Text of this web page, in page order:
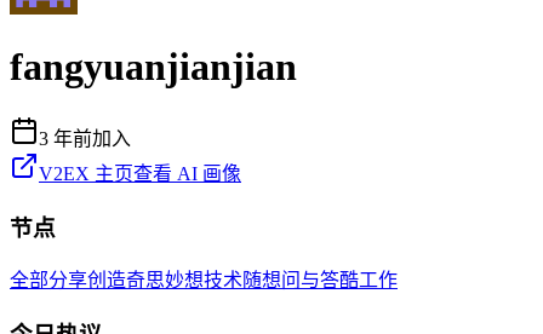
fangyuanjianjian
3 年前加入
V2EX 主页查看 AI 画像
节点
全部分享创造奇思妙想技术随想问与答酷工作